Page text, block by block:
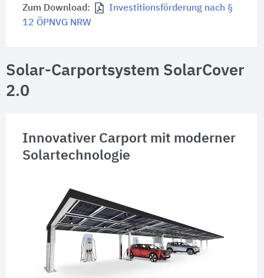
Zum Download:
Investitionsförderung nach §
12 ÖPNVG NRW
Solar-Carportsystem SolarCover
2.0
Innovativer Carport mit moderner
Solartechnologie